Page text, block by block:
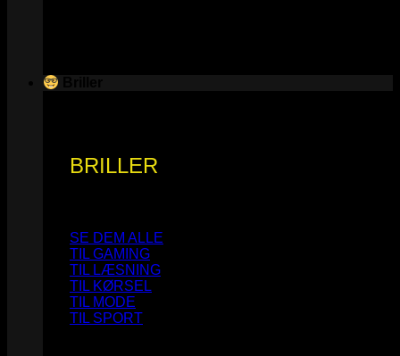
BRILLER
SE DEM ALLE
TIL GAMING
TIL LÆSNING
TIL KØRSEL
TIL MODE
TIL SPORT